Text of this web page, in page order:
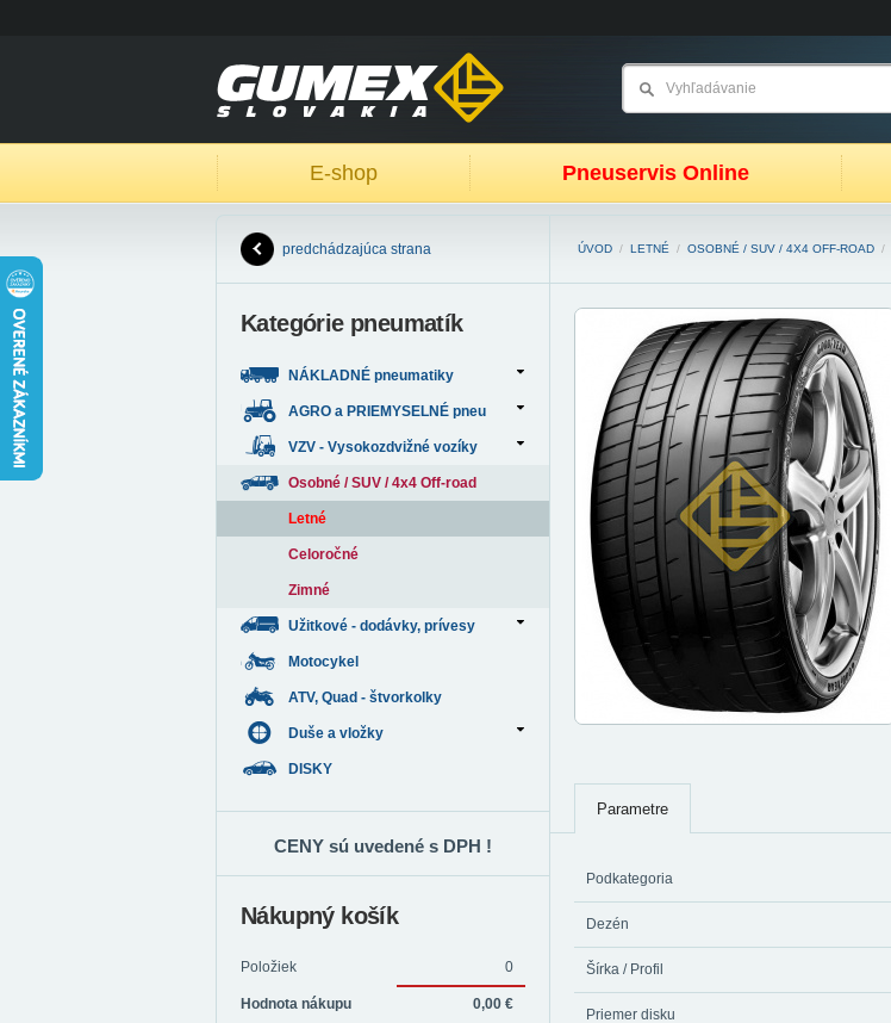
E-shop Pneuservis Online
ÚVOD / LETNÉ / OSOBNÉ / SUV / 4X4 OFF-ROAD /
Parametre
Podkategoria
Dezén
Šírka / Profil
Priemer disku
predchádzajúca strana
Kategórie pneumatík
NÁKLADNÉ pneumatiky
AGRO a PRIEMYSELNÉ pneu
VZV - Vysokozdvižné vozíky
Osobné / SUV / 4x4 Off-road
Letné
Celoročné
Zimné
Užitkové - dodávky, prívesy
Motocykel
ATV, Quad - štvorkolky
Duše a vložky
DISKY
CENY sú uvedené s DPH !
Nákupný košík
Položiek 0
Hodnota nákupu 0,00 €